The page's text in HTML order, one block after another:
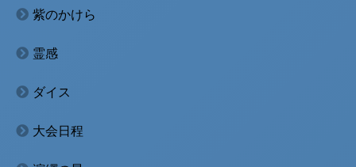
紫のかけら
霊感
ダイス
大会日程